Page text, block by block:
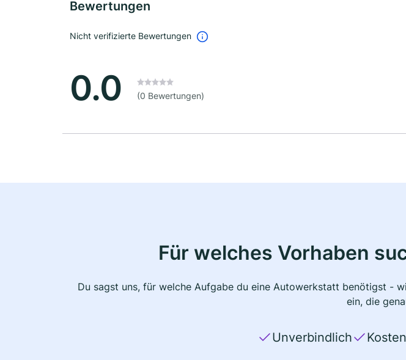
Bewertungen
Nicht verifizierte Bewertungen
0.0 (0 Bewertungen)
Für welches Vorhaben
Du sagst uns, für welche Aufgabe du eine Autowerkstatt benötigst -
ein, die
Unverbindlich